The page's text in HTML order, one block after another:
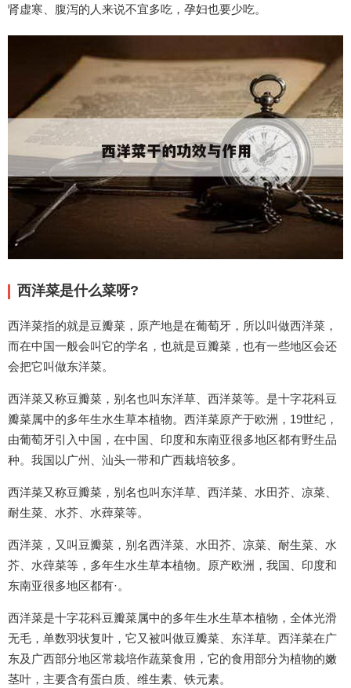
肾虚寒、腹泻的人来说不宜多吃，孕妇也要少吃。
西洋菜是什么菜呀?
西洋菜指的就是豆瓣菜，原产地是在葡萄牙，所以叫做西洋菜，
而在中国一般会叫它的学名，也就是豆瓣菜，也有一些地区会还
会把它叫做东洋菜。
西洋菜又称豆瓣菜，别名也叫东洋草、西洋菜等。是十字花科豆
瓣菜属中的多年生水生草本植物。西洋菜原产于欧洲，19世纪，
由葡萄牙引入中国，在中国、印度和东南亚很多地区都有野生品
种。我国以广州、汕头一带和广西栽培较多。
西洋菜又称豆瓣菜，别名也叫东洋草、西洋菜、水田芥、凉菜、
耐生菜、水芥、水蔊菜等。
西洋菜，又叫豆瓣菜，别名西洋菜、水田芥、凉菜、耐生菜、水
芥、水蔊菜等，多年生水生草本植物。原产欧洲，我国、印度和
东南亚很多地区都有·。
西洋菜是十字花科豆瓣菜属中的多年生水生草本植物，全体光滑
无毛，单数羽状复叶，它又被叫做豆瓣菜、东洋草。西洋菜在广
东及广西部分地区常栽培作蔬菜食用，它的食用部分为植物的嫩
茎叶，主要含有蛋白质、维生素、铁元素。